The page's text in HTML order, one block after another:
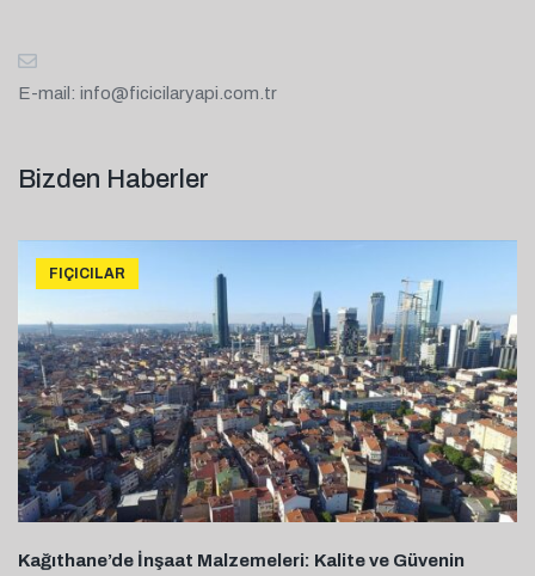
Bizden Haberler
FIÇICILAR
Kağıthane’de İnşaat Malzemeleri: Kalite ve Güvenin
E-mail: info@ficicilaryapi.com.tr